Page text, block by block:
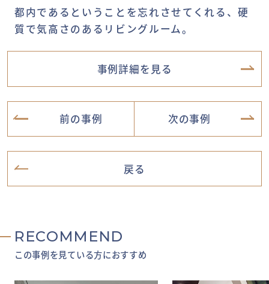
都内であるということを忘れさせてくれる、硬
質で気高さのあるリビングルーム。
事例詳細を見る
前の事例 次の事例
戻る
RECOMMEND
この事例を見ている方におすすめ